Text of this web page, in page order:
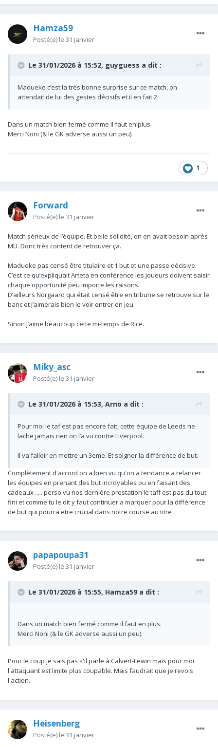
Hamza59
Posté(e) le 31 janvier
Le 31/01/2026 à 15:52, guyguess a dit :
Madueke c’est la très bonne surprise sur ce match, on
attendait de lui des gestes décisifs et il en fait 2.
Dans un match bien fermé comme il faut en plus.
Merci Noni (& le GK adverse aussi un peu).
1
Forward
Posté(e) le 31 janvier
Match sérieux de l’équipe. Et belle solidité, on en avait besoin après
MU. Donc très content de retrouver ça.
Madueke pas censé être titulaire et 1 but et une passe décisive.
C’est ce qu’expliquait Arteta en conférence les joueurs doivent saisir
chaque opportunité peu importe les raisons.
D’ailleurs Norgaard qui était censé être en tribune se retrouve sur le
banc et j’aimerais bien le voir entrer en jeu.
Sinon j’aime beaucoup cette mi-temps de Rice.
Miky_asc
Posté(e) le 31 janvier
Le 31/01/2026 à 15:53, Arno a dit :
Pour moi le taf est pas encore fait, cette équipe de Leeds ne
lache jamais rien on l’a vu contre Liverpool.
Il va falloir en mettre un 3eme. Et soigner la différence de but.
Complètement d'accord on a bien vu qu'on a tendance a relancer
les équipes en prenant des but incroyables ou en faisant des
cadeaux ..... perso vu nos dernière prestation le taff est pas du tout
fini et comme tu le dit y faut continuer a marquer pour la différence
de but qui pourra etre crucial dans notre course au titre .
papapoupa31
Posté(e) le 31 janvier
Le 31/01/2026 à 15:55, Hamza59 a dit :
Dans un match bien fermé comme il faut en plus.
Merci Noni (& le GK adverse aussi un peu).
Pour le coup je sais pas s'il parle à Calvert-Lewin mais pour moi
l'attaquant est limite plus coupable. Mais faudrait que je revois
l'action.
Heisenberg
Posté(e) le 31 janvier